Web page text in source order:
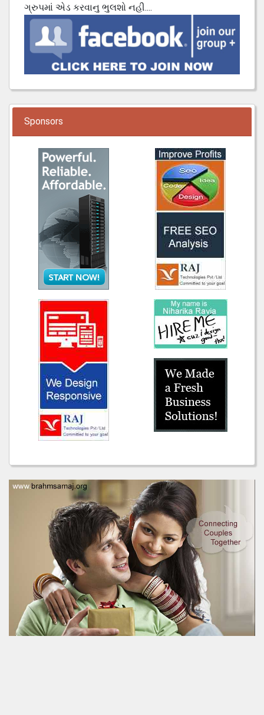
ગ્રુપમાં એડ કરવાનુ ભુલશો નહી....
Sponsors